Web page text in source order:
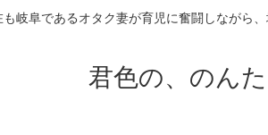
岐阜であるオタク妻が育児に奮闘しながら
君色の、のん